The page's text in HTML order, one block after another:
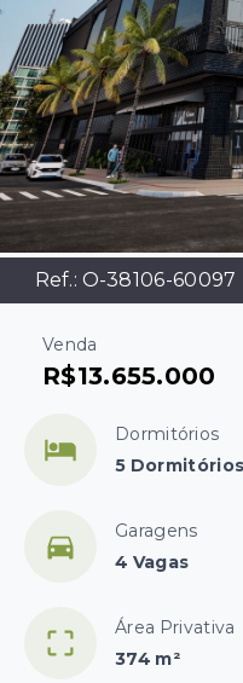
Ref.: O-38106-60097
Venda
R$13.655.000
Dormitórios
5
Garagens
4 Vagas
Área Privativa
374 m²